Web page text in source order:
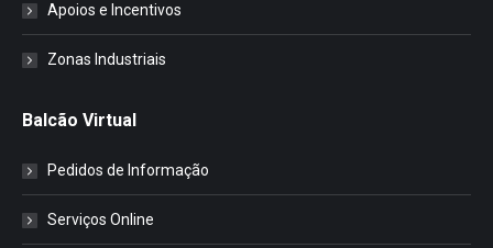
Apoios e Incentivos
Zonas Industriais
Balcão Virtual
Pedidos de Informação
Serviços Online